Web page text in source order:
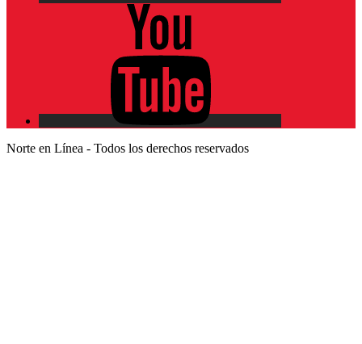
Norte en Línea - Todos los derechos reservados